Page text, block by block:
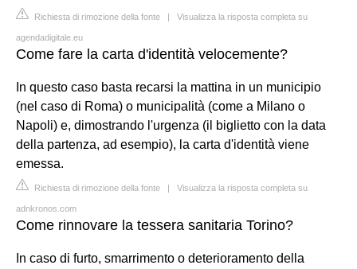
Richiesta di rimozione della fonte | Visualizza la risposta completa su
agendadigitale.eu
Come fare la carta d'identità velocemente?
In questo caso basta recarsi la mattina in un municipio
(nel caso di Roma) o municipalità (come a Milano o
Napoli) e, dimostrando l'urgenza (il biglietto con la data
della partenza, ad esempio), la carta d'identità viene
emessa.
Richiesta di rimozione della fonte | Visualizza la risposta completa su
adnkronos.com
Come rinnovare la tessera sanitaria Torino?
In caso di furto, smarrimento o deterioramento della